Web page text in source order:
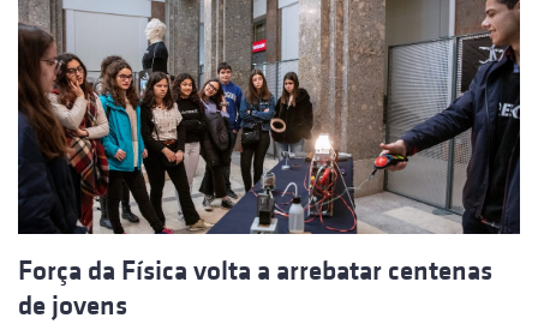
Força da Física volta a arrebatar centenas
de jovens